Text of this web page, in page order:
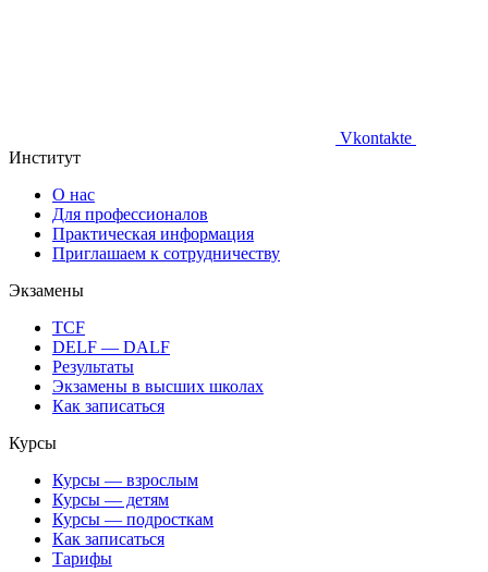
Vkontakte
Институт
О нас
Для профессионалов
Практическая информация
Приглашаем к сотрудничеству
Экзамены
TCF
DELF — DALF
Результаты
Экзамены в высших школах
Как записаться
Курсы
Курсы — взрослым
Курсы — детям
Курсы — подросткам
Как записаться
Тарифы